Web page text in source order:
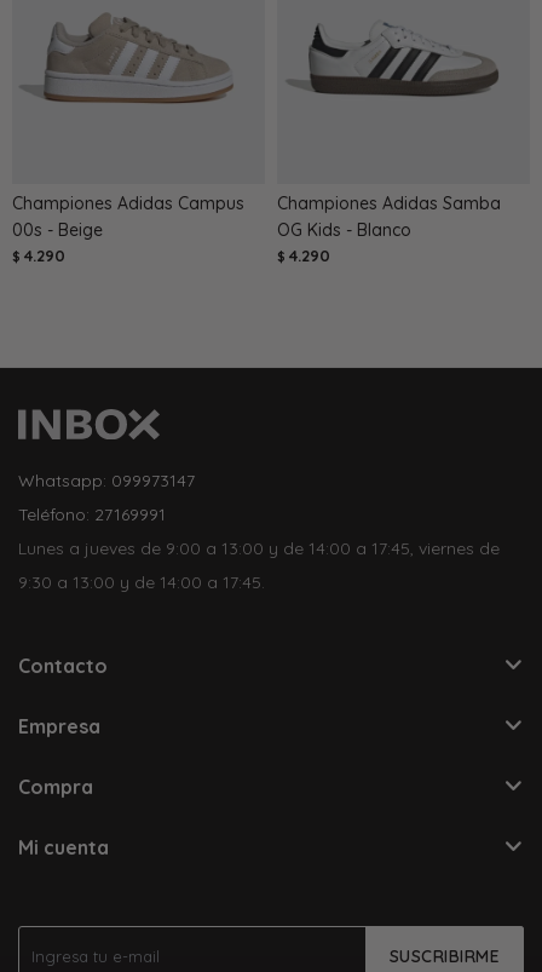
Championes Adidas Campus
00s - Beige
$ 4.290
Championes Adidas Samba
OG Kids - Blanco
$ 4.290
SUSCRIBIRME
Whatsapp: 099973147
Teléfono: 27169991
Lunes a jueves de 9:00 a 13:00 y de 14:00 a 17:45, viernes de
9:30 a 13:00 y de 14:00 a 17:45.
Contacto
Empresa
Compra
Mi cuenta